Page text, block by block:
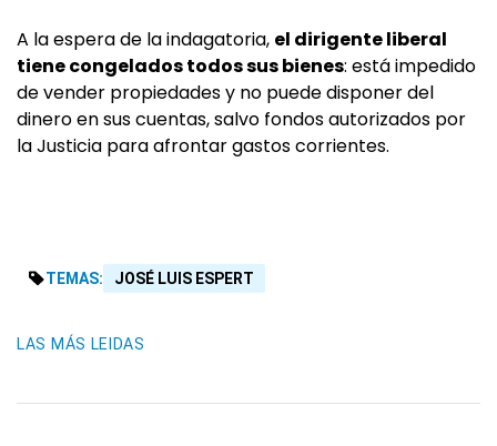
A la espera de la indagatoria, el dirigente liberal
tiene congelados todos sus bienes: está impedido
de vender propiedades y no puede disponer del
dinero en sus cuentas, salvo fondos autorizados por
la Justicia para afrontar gastos corrientes.
TEMAS: JOSÉ LUIS ESPERT
LAS MÁS LEIDAS